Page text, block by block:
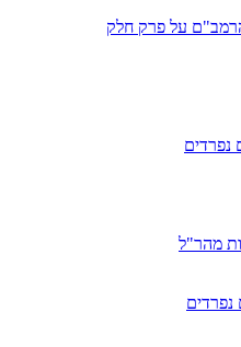
על פרק חלק
נפרדים
מהר"ל
נפרדים